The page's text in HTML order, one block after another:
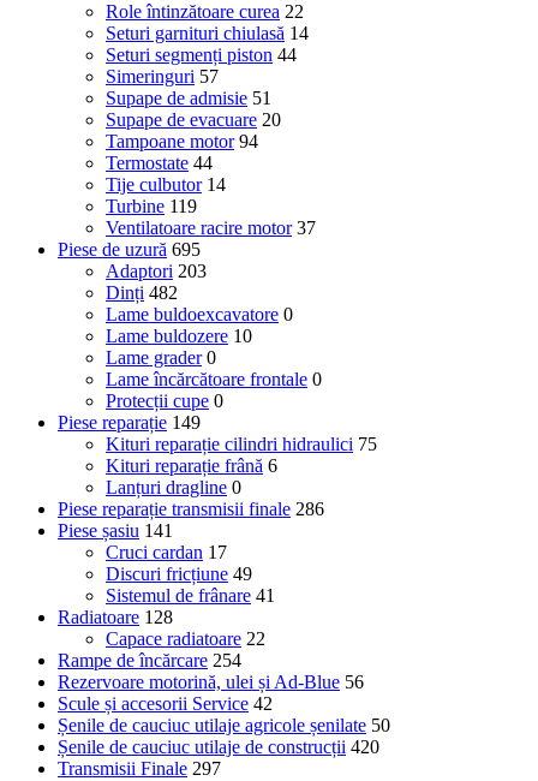
Role întinzătoare curea 22
Seturi garnituri chiulasă 14
Seturi segmenți piston 44
Simeringuri 57
Supape de admisie 51
Supape de evacuare 20
Tampoane motor 94
Termostate 44
Tije culbutor 14
Turbine 119
Ventilatoare racire motor 37
Piese de uzură 695
Adaptori 203
Dinți 482
Lame buldoexcavatore 0
Lame buldozere 10
Lame grader 0
Lame încărcătoare frontale 0
Protecții cupe 0
Piese reparație 149
Kituri reparație cilindri hidraulici 75
Kituri reparație frână 6
Lanțuri dragline 0
Piese reparație transmisii finale 286
Piese șasiu 141
Cruci cardan 17
Discuri fricțiune 49
Sistemul de frânare 41
Radiatoare 128
Capace radiatoare 22
Rampe de încărcare 254
Rezervoare motorină, ulei și Ad-Blue 56
Scule și accesorii Service 42
Șenile de cauciuc utilaje agricole șenilate 50
Șenile de cauciuc utilaje de construcții 420
Transmisii Finale 297